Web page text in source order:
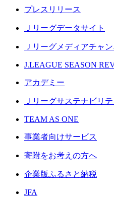
プレスリリース
Ｊリーグデータサイト
Ｊリーグメディアチャ
J.LEAGUE SEASON
アカデミー
Ｊリーグサステナビリテ
TEAM AS ONE
事業者向けサービス
寄附をお考えの方へ
企業版ふるさと納税
JFA